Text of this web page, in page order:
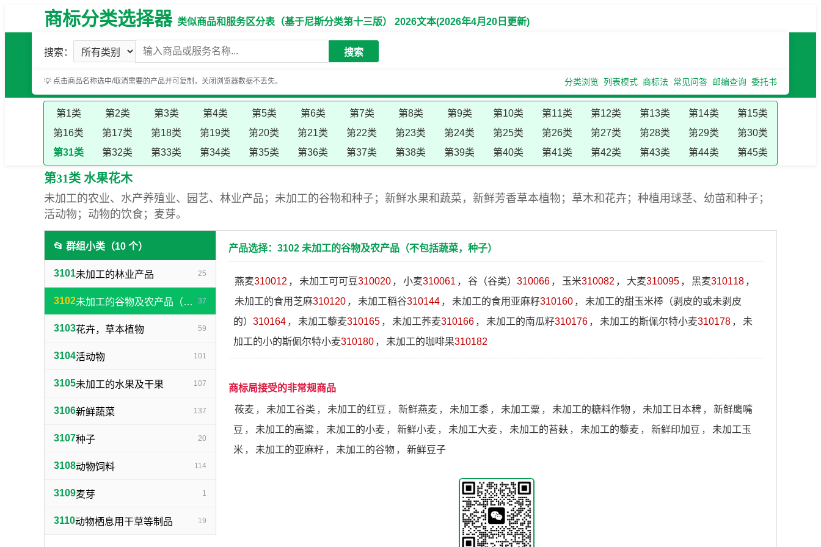
商标分类选择器类似商品和服务区分表（基于尼斯分类第十三版） 2026文本(2026年4月20日更新)
搜索： 搜索
💡 点击商品名称选中/取消需要的产品并可复制，关闭浏览器数据不丢失。 分类浏览 列表模式 商标法 常见问答 邮编查询 委托书
第1类 第2类 第3类 第4类 第5类 第6类 第7类 第8类 第9类 第10类 第11类 第12类 第13类 第14类
第15类
第16类
第17类 第18类 第19类 第20类 第21类 第22类 第23类 第24类 第25类 第26类 第27类 第28类 第29类
第30类
第31类
第32类 第33类 第34类 第35类 第36类 第37类 第38类 第39类 第40类 第41类 第42类 第43类 第44类 第45类
第31类 水果花木
未加工的农业、水产养殖业、园艺、林业产品；未加工的谷物和种子；新鲜水果和蔬菜，新鲜芳香草本植物；草木和花卉；种植用球茎、幼苗和种子；
活动物；动物的饮食；麦芽。
📂 群组小类（10 个）
3101未加工的林业产品 25
3102 未加工的谷物及农产品（不包括蔬菜，种子） 37
3103花卉，草本植物 59
3104活动物 101
3105未加工的水果及干果 107
3106新鲜蔬菜 137
3107种子 20
3108动物饲料 114
3109麦芽 1
3110动物栖息用干草等制品 19
产品选择：3102 未加工的谷物及农产品（不包括蔬菜，种子）
燕麦310012 ， 未加工可可豆310020 ， 小麦310061 ， 谷（谷类） 310066 ， 玉米310082 ， 大麦310095 ， 黑麦310118 ，
未加工的食用芝麻310120 ， 未加工稻谷310144 ， 未加工的食用亚麻籽310160 ，
未加工的甜玉米棒（剥皮的或未剥皮
的） 310164 ， 未加工藜麦310165 ， 未加工荞麦310166 ， 未加工的南瓜籽310176 ， 未加工的斯佩尔特小麦310178 ，
未
加工的小的斯佩尔特小麦310180 ， 未加工的咖啡果310182
商标局接受的非常规商品
莜麦 ， 未加工谷类 ， 未加工的红豆 ， 新鲜燕麦 ， 未加工黍 ， 未加工粟 ， 未加工的糖料作物 ， 未加工日本稗 ，
新鲜鹰嘴
豆 ， 未加工的高粱 ， 未加工的小麦 ， 新鲜小麦 ， 未加工大麦 ， 未加工的苔麸 ， 未加工的藜麦 ， 新鲜印加豆 ，
未加工玉
米 ， 未加工的亚麻籽 ， 未加工的谷物 ， 新鲜豆子